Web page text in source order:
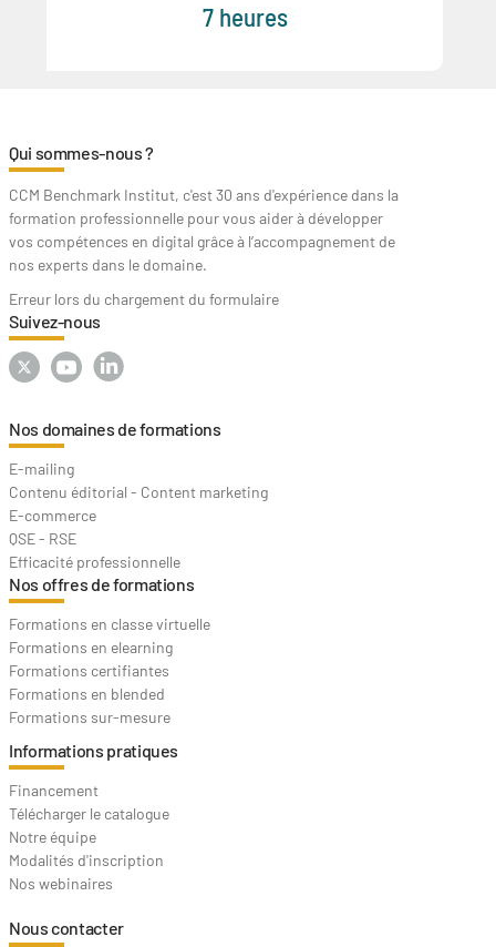
7 heures
Qui sommes-nous ?
CCM Benchmark Institut, c'est 30 ans d'expérience dans la
formation professionnelle pour vous aider à développer
vos compétences en digital grâce à l’accompagnement de
nos experts dans le domaine.
Erreur lors du chargement du formulaire
Suivez-nous
Nos domaines de formations
E-mailing
Contenu éditorial - Content marketing
E-commerce
QSE - RSE
Efficacité professionnelle
Nos offres de formations
Formations en classe virtuelle
Formations en elearning
Formations certifiantes
Formations en blended
Formations sur-mesure
Informations pratiques
Financement
Télécharger le catalogue
Notre équipe
Modalités d'inscription
Nos webinaires
Nous contacter